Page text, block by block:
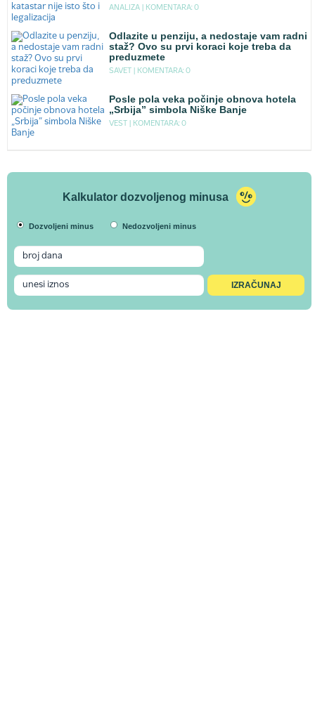
ANALIZA | KOMENTARA: 0
Odlazite u penziju, a nedostaje vam radni
staž? Ovo su prvi koraci koje treba da
preduzmete
SAVET | KOMENTARA: 0
Posle pola veka počinje obnova hotela
„Srbija” simbola Niške Banje
VEST | KOMENTARA: 0
Kalkulator dozvoljenog minusa
Dozvoljeni minus Nedozvoljeni minus